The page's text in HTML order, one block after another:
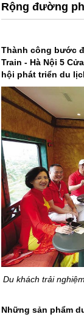
Rộng đường
Thành công bước
Train - Hà Nội 5
hội phát triển du
Du khách trải
Những sản phẩm